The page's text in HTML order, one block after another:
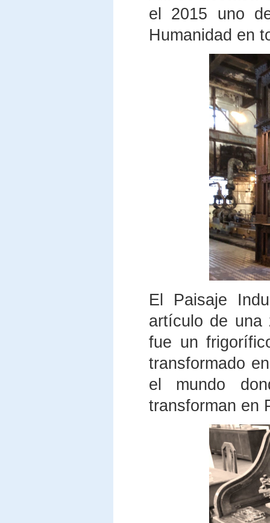
el 2015 uno
Humanidad en
El Paisaje
artículo de una
fue un
transformado
el mundo
transforman en